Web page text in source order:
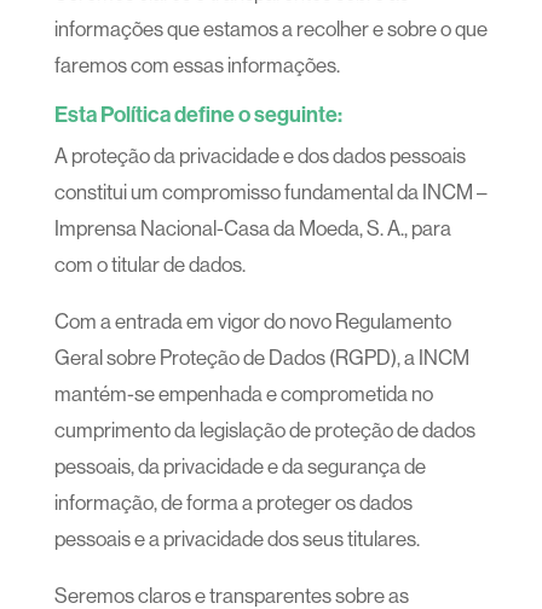
informações que estamos a recolher e sobre o que
faremos com essas informações.
Esta Política define o seguinte:
A proteção da privacidade e dos dados pessoais
constitui um compromisso fundamental da INCM –
Imprensa Nacional-Casa da Moeda, S. A., para
com o titular de dados.
Com a entrada em vigor do novo Regulamento
Geral sobre Proteção de Dados (RGPD), a INCM
mantém-se empenhada e comprometida no
cumprimento da legislação de proteção de dados
pessoais, da privacidade e da segurança de
informação, de forma a proteger os dados
pessoais e a privacidade dos seus titulares.
Seremos claros e transparentes sobre as